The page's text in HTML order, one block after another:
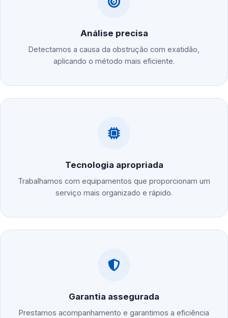
Análise precisa
Detectamos a causa da obstrução com exatidão,
aplicando o método mais eficiente.
Tecnologia apropriada
Trabalhamos com equipamentos que proporcionam um
serviço mais organizado e rápido.
Garantia assegurada
Prestamos acompanhamento e garantimos a eficiência